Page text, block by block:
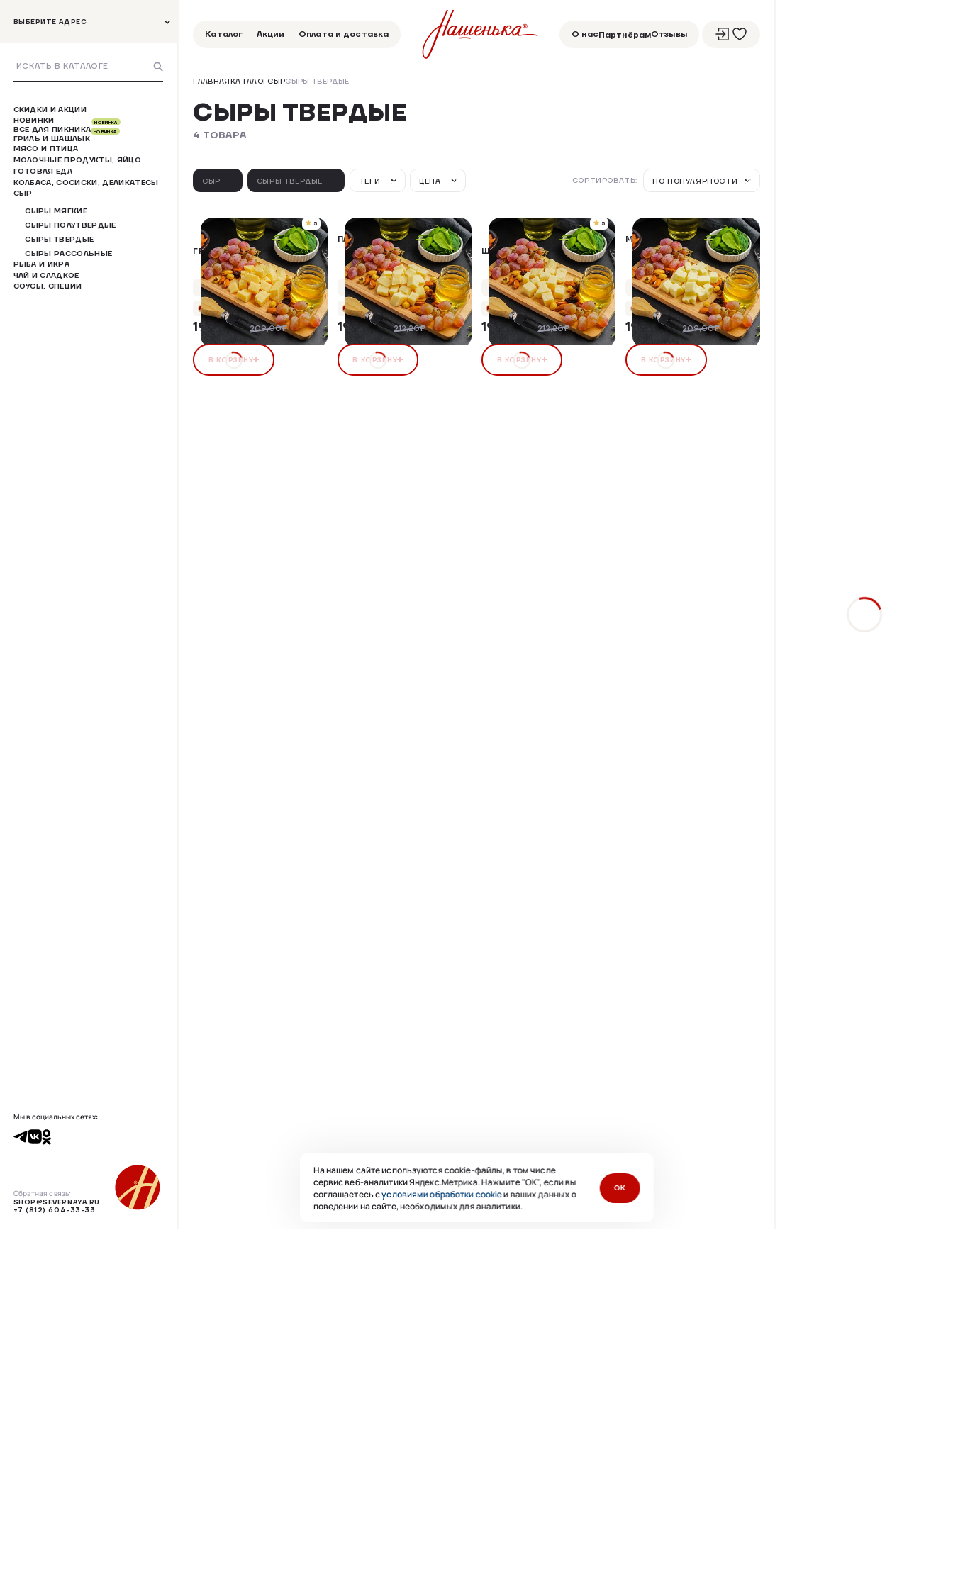
ВЫБЕРИТЕ АДРЕС
СКИДКИ И АКЦИИ
НОВИНКИ
ВСЕ ДЛЯ ПИКНИКА
НОВИНКА
ГРИЛЬ И ШАШЛЫК
НОВИНКА
МЯСО И ПТИЦА
МОЛОЧНЫЕ ПРОДУКТЫ, ЯЙЦО
ГОТОВАЯ ЕДА
КОЛБАСА, СОСИСКИ, ДЕЛИКАТЕСЫ
СЫР
СЫРЫ МЯГКИЕ
СЫРЫ ПОЛУТВЕРДЫЕ
СЫРЫ ТВЕРДЫЕ
СЫРЫ РАССОЛЬНЫЕ
РЫБА И ИКРА
ЧАЙ И СЛАДКОЕ
СОУСЫ, СПЕЦИИ
Мы в социальных сетях:
Обратная связь:
SHOP@SEVERNAYA.RU
+7 (812) 604-33-33
Каталог Акции Оплата и доставка О насПартнёрамОтзывы
ГЛАВНАЯКАТАЛОГСЫРСЫРЫ ТВЕРДЫЕ
СЫРЫ ТВЕРДЫЕ
4 ТОВАРА
СЫР СЫРЫ ТВЕРДЫЕ ТЕГИ ЦЕНА СОРТИРОВАТЬ: ПО ПОПУЛЯРНОСТИ
5
ГРАНА КОЛОТЫЙ
Упаковка 80 г
+9 бонусов
192,28 ₽209,00₽ 8%
В КОРЗИНУ
ПАРМЕЗАН КОЛОТЫЙ
Упаковка 80 г
+9 бонусов
195,22 ₽212,20₽ 8%
В КОРЗИНУ
5
ШВЕЙЦАРСКИЙ КОЛОТЫЙ
Упаковка 80 г
+9 бонусов
195,22 ₽212,20₽ 8%
В КОРЗИНУ
МАНЧЕГО КОЛОТЫЙ
Упаковка 80 г
+9 бонусов
192,28 ₽209,00₽ 8%
В КОРЗИНУ
На нашем сайте используются cookie-файлы, в том числе
сервис веб-аналитики Яндекс.Метрика. Нажмите "ОК", если вы
соглашаетесь сусловиями обработки cookieи ваших данных о
поведении на сайте, необходимых для аналитики.
ОК